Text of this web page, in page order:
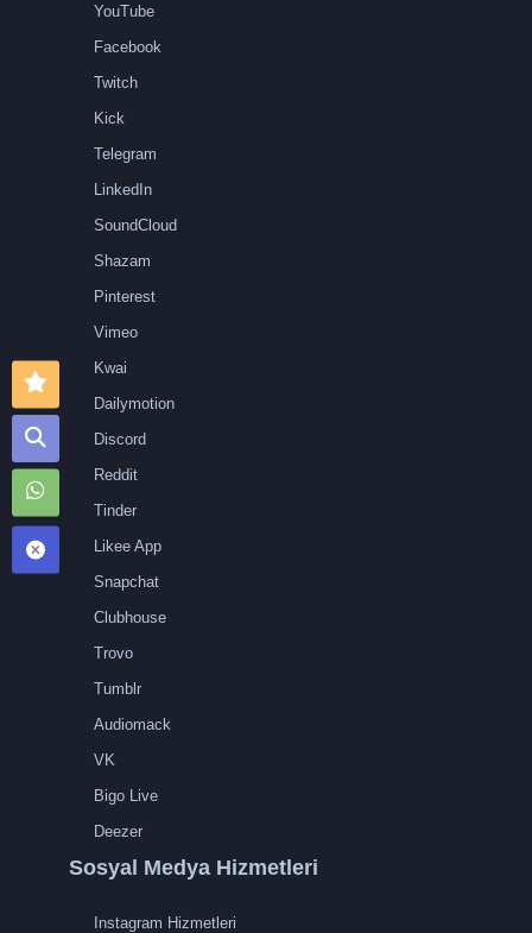
YouTube
Facebook
Twitch
Kick
Telegram
LinkedIn
SoundCloud
Shazam
Pinterest
Vimeo
Kwai
Dailymotion
Discord
Reddit
Tinder
Likee App
Snapchat
Clubhouse
Trovo
Tumblr
Audiomack
VK
Bigo Live
Deezer
Sosyal Medya Hizmetleri
Instagram Hizmetleri